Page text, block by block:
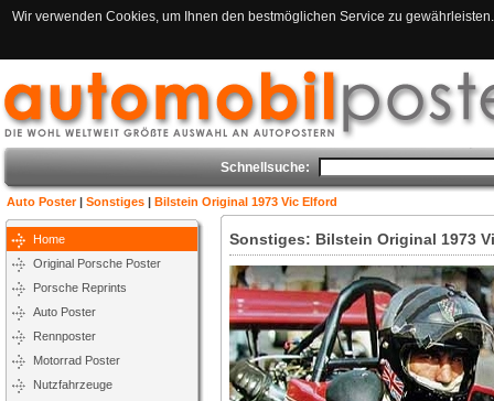
Wir verwenden Cookies, um Ihnen den bestmöglichen Service zu
Schnellsuche:
Auto Poster| Sonstiges | Bilstein Original 1973 Vic Elford
Home
Original Porsche Poster
Porsche Reprints
Auto Poster
Rennposter
Motorrad Poster
Nutzfahrzeuge
Sonstiges: Bilstein Original 1973